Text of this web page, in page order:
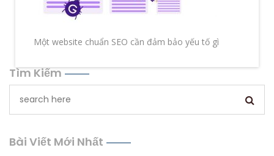
Một website chuẩn SEO cần đảm bảo yếu tố gì
Tìm Kiếm
Bài Viết Mới Nhất